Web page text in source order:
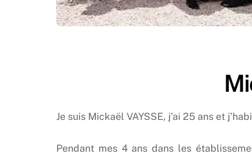
Je suis Mickaël VAYSSE, j’ai 25 ans et
Pendant mes 4 ans dans les